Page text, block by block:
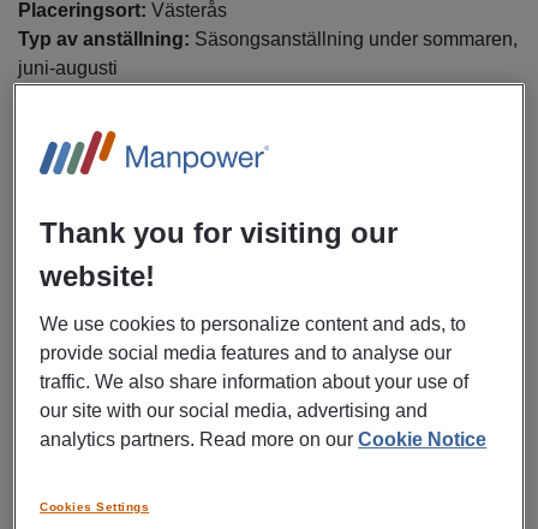
Placeringsort: Västerås
Typ av anställning: Säsongsanställning under sommaren,
juni-augusti
Arbetsbeskrivning
Arbetet omfattar omplock av material från pall till blålåda
samt lagring av omplockat material. Avdelningen förser
material. I ansvarsområdet ingår dessutom tvättning av
material samt förmontering av utvalda komponenter. Målet
är att all materialhantering ska bedrivas på ett effektivt,
säkert och kvalitetssäkrat sätt.
Thank you for visiting our
website!
We use cookies to personalize content and ads, to
provide social media features and to analyse our
traffic. We also share information about your use of
our site with our social media, advertising and
analytics partners. Read more on ourCookie Notice
Cookies Settings